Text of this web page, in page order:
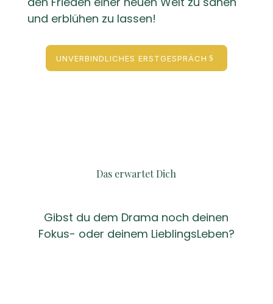
und erblühen zu lassen!
UNVERBINDLICHES ERSTGESPRÄCH
Das erwartet Dich
Gibst du dem Drama noch deinen
Fokus- oder deinem LieblingsLeben?